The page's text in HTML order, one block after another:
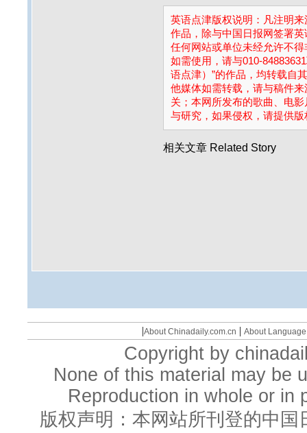
英语点津版权说明：凡注明
作品，除与中国日报网签署
任何网站或单位未经允许不
如需使用，请与010-
语点津）”的作品，均转载自
他媒体如需转载，请与稿件
关；本网所发布的歌曲、电
与研究，如果侵权，请提供
相关文章 Related Story
|About Chinadaily.com.cn | About
Copyright by
None of this material may be
Reproduction in whole or in
版权声明：本网站所刊登的中